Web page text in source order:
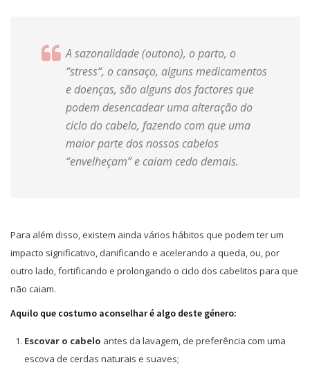
A sazonalidade (outono), o parto, o
“stress“, o cansaço, alguns medicamentos
e doenças, são alguns dos factores que
podem desencadear uma alteração do
ciclo do cabelo, fazendo com que uma
maior parte dos nossos cabelos
“envelheçam” e caiam cedo demais.
Para além disso, existem ainda vários hábitos que podem ter um
impacto significativo, danificando e acelerando a queda, ou, por
outro lado, fortificando e prolongando o ciclo dos cabelitos para que
não caiam.
Aquilo que costumo aconselhar é algo deste género:
Escovar o cabelo antes da lavagem, de preferência com uma
escova de cerdas naturais e suaves;